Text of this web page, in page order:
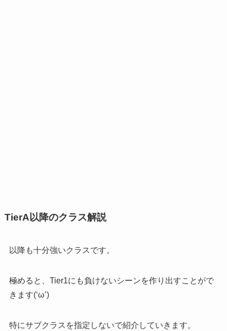
TierA以降のクラス解説
以降も十分強いクラスです。
極めると、Tier1にも負けないシーンを作り出すことがで
きます(‘ω’)
特にサブクラスを指定しないで紹介していきます。